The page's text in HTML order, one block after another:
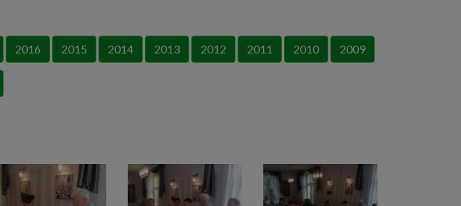
2016 2015 2014 2013 2012 2011 2010 2009